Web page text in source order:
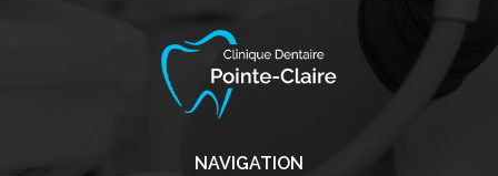
NAVIGATION